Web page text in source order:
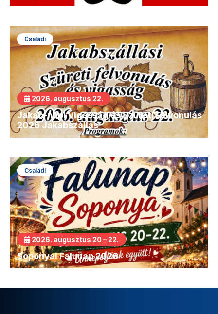
Családi
2026. augusztus 22.
Jakab-napi Vigasság és Szüreti Felvonulás
2026 Jakabszállás
Családi
2026. augusztus 20 – 22.
Soponyai Falunap 2026